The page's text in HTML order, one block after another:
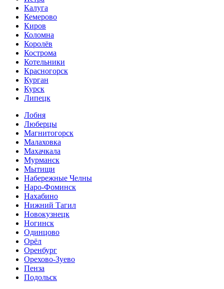
Калуга
Кемерово
Киров
Коломна
Королёв
Кострома
Котельники
Красногорск
Курган
Курск
Липецк
Лобня
Люберцы
Магнитогорск
Малаховка
Махачкала
Мурманск
Мытищи
Набережные Челны
Наро-Фоминск
Нахабино
Нижний Тагил
Новокузнецк
Ногинск
Одинцово
Орёл
Оренбург
Орехово-Зуево
Пенза
Подольск